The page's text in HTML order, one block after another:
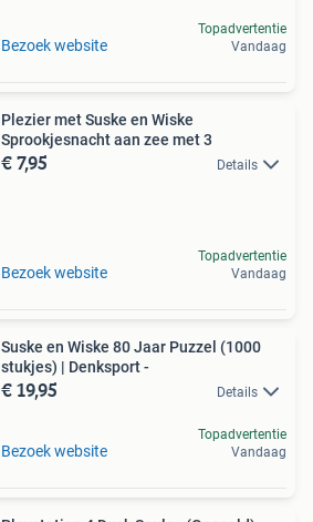
Bezoek website
Topadvertentie
Vandaag
Plezier met Suske en Wiske
Sprookjesnacht aan zee met 3
€ 7,95 Details
Bezoek website
Topadvertentie
Vandaag
Suske en Wiske 80 Jaar Puzzel (1000
stukjes) | Denksport -
€ 19,95 Details
Bezoek website
Topadvertentie
Vandaag